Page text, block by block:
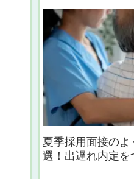
夏季採用面接の
選！出遅れ内定を